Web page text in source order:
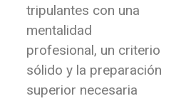
tripulantes con una
mentalidad
profesional, un criterio
sólido y la preparación
superior necesaria